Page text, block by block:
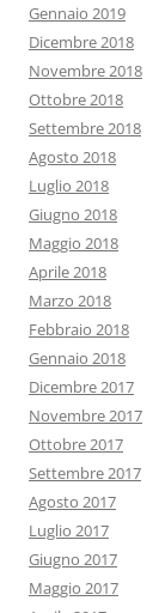
Gennaio 2019
Dicembre 2018
Novembre 2018
Ottobre 2018
Settembre 2018
Agosto 2018
Luglio 2018
Giugno 2018
Maggio 2018
Aprile 2018
Marzo 2018
Febbraio 2018
Gennaio 2018
Dicembre 2017
Novembre 2017
Ottobre 2017
Settembre 2017
Agosto 2017
Luglio 2017
Giugno 2017
Maggio 2017